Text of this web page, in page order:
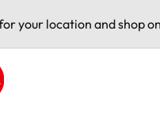
your location and shop